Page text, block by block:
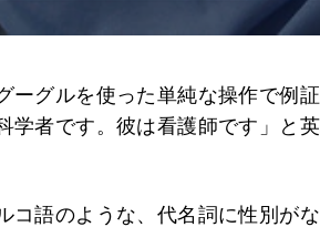
ーグルを使った単純な操作で例
学者です。彼は看護師です」と
コ語のような、代名詞に性別が